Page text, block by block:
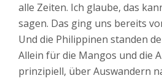
alle Zeiten. Ich glaube, das
sagen. Das ging uns bereits
Und die Philippinen standen
Allein für die Mangos und die
prinzipiell, über Auswandern